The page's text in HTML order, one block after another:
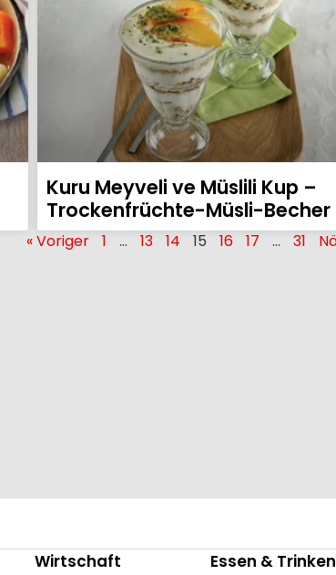
Kuru Meyveli ve Müslili Kup –
Trockenfrüchte-Müsli-Becher
« Voriger 1 … 13 14 15 16 17 … 31
Wirtschaft Essen & Trinken